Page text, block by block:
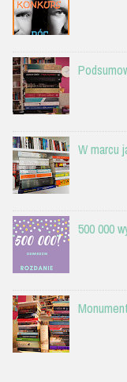
W marcu
500 000